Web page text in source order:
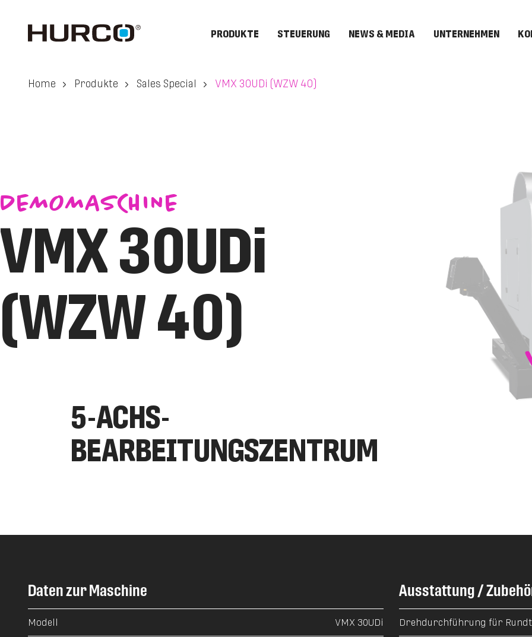
PRODUKTE STEUERUNG NEWS & MEDIA UNTERNEHMEN
Home Produkte Sales Special VMX 30UDi (WZW 40)
DEMOMASCHINE
VMX 30UDi
(WZW 40)
5-ACHS-
BEARBEITUNGSZENTRUM
Daten zur Maschine
Modell VMX 30UDi
Ausstattung /
Drehdurchführung für